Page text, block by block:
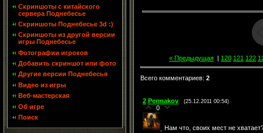
Скриншоты с китайского
сервера Поднебесье
Скриншоты Поднебесье 3d :)
Скриншоты из другой версии
игры Поднебесье
Фотографии игроков
Добавить скриншот или фото
Другие версии Поднебесья
Видео из игры
Веб-мастерская
Об игре
Поиск
« Предыдущая | 120 121 122
Всего комментариев: 2
2 Permakov (25.12.2011 00:54)
0
Нам что, своих мест не